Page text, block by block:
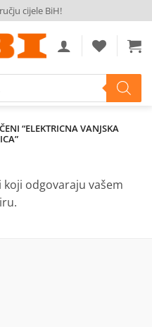
cijele BiH!
“ELEKTRICNA VANJSKA
odgovaraju vašem